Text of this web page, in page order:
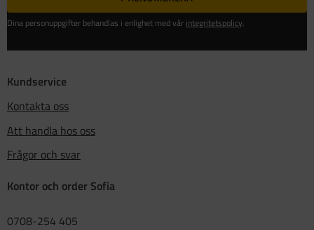
Dina personuppgifter behandlas i enlighet med vår integritetspolicy.
Kundservice
Kontakta oss
Att handla hos oss
Frågor och svar
Kontor och order Sofia
0708-254 405